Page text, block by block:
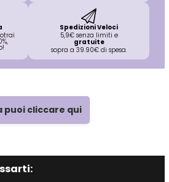
Refectocil
Refresh
Renbow
Spedizioni Veloci
5,9€ senza limiti e
gratuite
sopra a 39.90€ di spesa.
puoi cliccare qui